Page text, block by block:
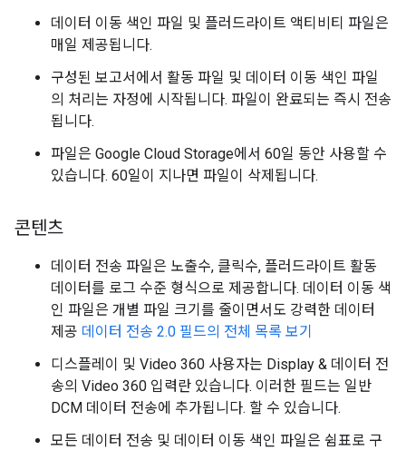
데이터 이동 색인 파일 및 플러드라이트 액티비티 파일은
매일 제공됩니다.
구성된 보고서에서 활동 파일 및 데이터 이동 색인 파일
의 처리는 자정에 시작됩니다. 파일이 완료되는 즉시 전송
됩니다.
파일은 Google Cloud Storage에서 60일 동안 사용할 수
있습니다. 60일이 지나면 파일이 삭제됩니다.
콘텐츠
데이터 전송 파일은 노출수, 클릭수, 플러드라이트 활동
데이터를 로그 수준 형식으로 제공합니다. 데이터 이동 색
인 파일은 개별 파일 크기를 줄이면서도 강력한 데이터
제공 데이터 전송 2.0 필드의 전체 목록 보기
디스플레이 및 Video 360 사용자는 Display & 데이터 전
송의 Video 360 입력란 있습니다. 이러한 필드는 일반
DCM 데이터 전송에 추가됩니다. 할 수 있습니다.
모든 데이터 전송 및 데이터 이동 색인 파일은 쉼표로 구